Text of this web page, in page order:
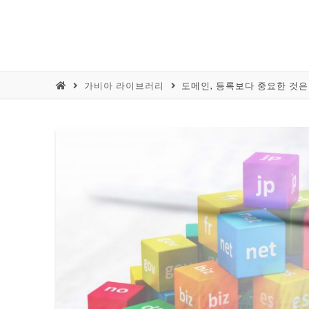
가비아 라이브러리 도메인, 등록보다 중요한 것